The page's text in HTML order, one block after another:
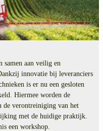
samen aan veilig en
innovatie bij leveranciers
is er nu een gesloten
Hiermee worden de
de verontreiniging van het
met de huidige praktijk.
een workshop.